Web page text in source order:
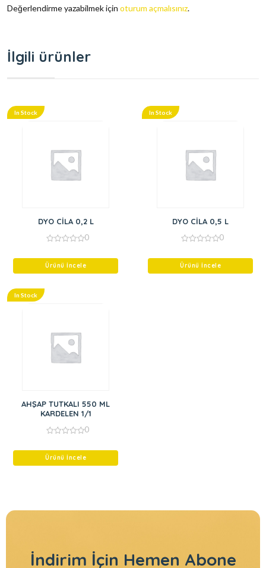
Değerlendirme yazabilmek için oturum açmalısınız.
İlgili ürünler
In Stock
DYO CİLA 0,2 L
of
0
Ürünü İncele
In Stock
DYO CİLA 0,5 L
of
0
Ürünü İncele
In Stock
AHŞAP TUTKALI 550 ML
KARDELEN 1/1
of
0
Ürünü İncele
İndirim İçin Hemen Abone